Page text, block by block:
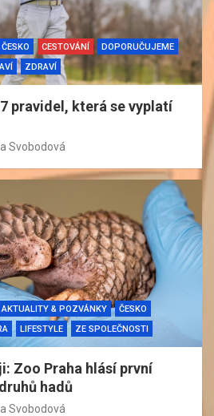
ČESKO CESTOVÁNÍ
DOPORUČUJEME
ZDRAVÍ
pravidel, která se vyplatí
Svobodová
AKTUALITY & POZVÁNKY
ČESKO
LIFESTYLE ZE SPOLEČNOSTI
Zoo Praha hlásí první
hadů
Svobodová